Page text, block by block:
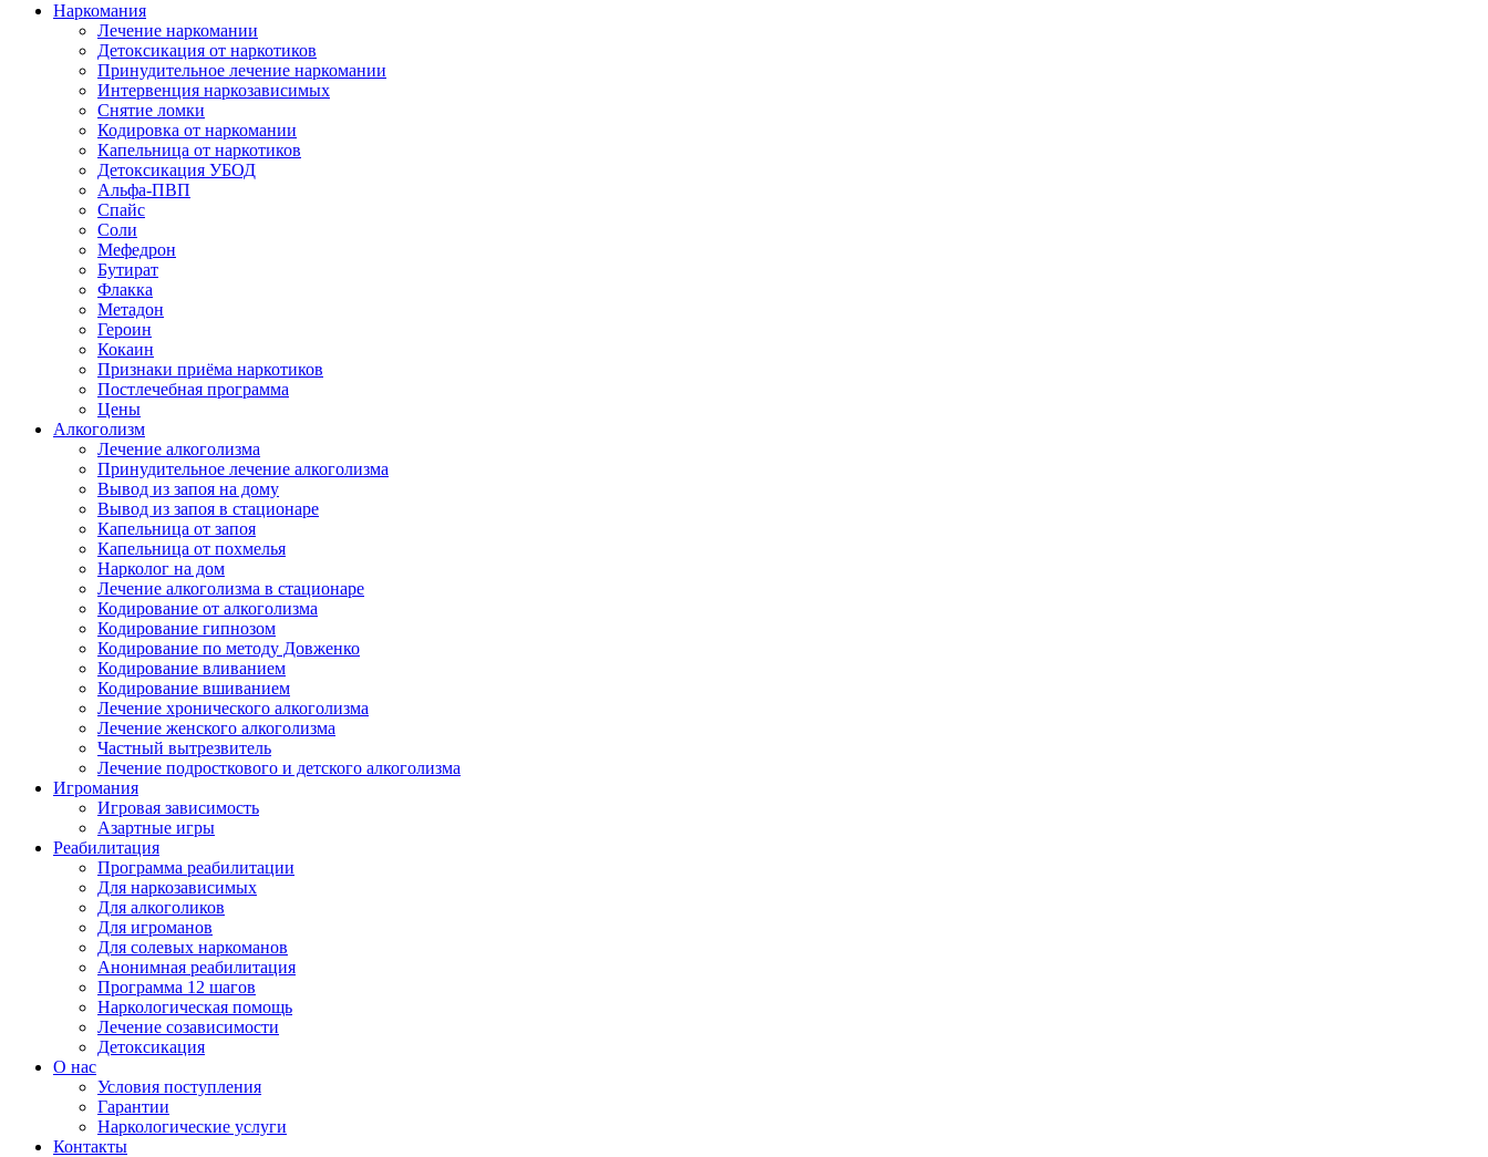
Наркомания
Лечение наркомании
Детоксикация от наркотиков
Принудительное лечение наркомании
Интервенция наркозависимых
Снятие ломки
Кодировка от наркомании
Капельница от наркотиков
Детоксикация УБОД
Альфа-ПВП
Спайс
Соли
Мефедрон
Бутират
Флакка
Метадон
Героин
Кокаин
Признаки приёма наркотиков
Постлечебная программа
Цены
Алкоголизм
Лечение алкоголизма
Принудительное лечение алкоголизма
Вывод из запоя на дому
Вывод из запоя в стационаре
Капельница от запоя
Капельница от похмелья
Нарколог на дом
Лечение алкоголизма в стационаре
Кодирование от алкоголизма
Кодирование гипнозом
Кодирование по методу Довженко
Кодирование вливанием
Кодирование вшиванием
Лечение хронического алкоголизма
Лечение женского алкоголизма
Частный вытрезвитель
Лечение подросткового и детского алкоголизма
Игромания
Игровая зависимость
Азартные игры
Реабилитация
Программа реабилитации
Для наркозависимых
Для алкоголиков
Для игроманов
Для солевых наркоманов
Анонимная реабилитация
Программа 12 шагов
Наркологическая помощь
Лечение созависимости
Детоксикация
О нас
Условия поступления
Гарантии
Наркологические услуги
Контакты